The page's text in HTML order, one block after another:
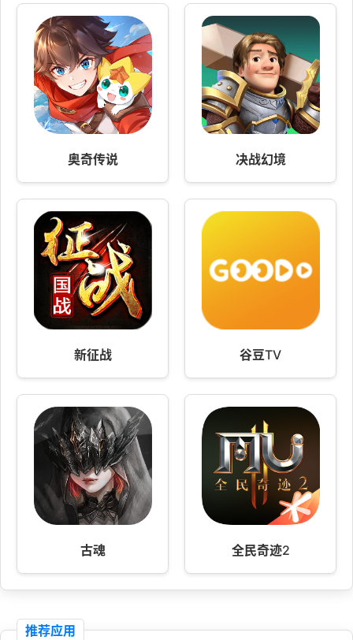
奥奇传说 决战幻境
新征战 谷豆TV
古魂 全民奇迹2
推荐应用